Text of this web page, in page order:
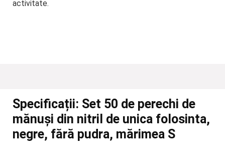
activitate.
Specificații: Set 50 de perechi de
mănuși din nitril de unica folosinta,
negre, fără pudra, mărimea S